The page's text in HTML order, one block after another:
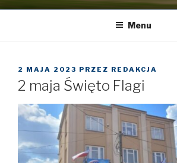
Menu
OPUBLIKOWANE
W
2 MAJA 2023 PRZEZ REDAKCJA
2 maja Święto Flagi